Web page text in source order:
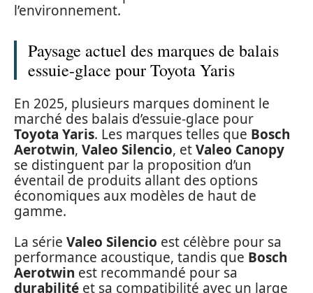
l’environnement.
Paysage actuel des marques de balais
essuie-glace pour Toyota Yaris
En 2025, plusieurs marques dominent le
marché des balais d’essuie-glace pour
Toyota Yaris. Les marques telles que Bosch
Aerotwin, Valeo Silencio, etValeo Canopy
se distinguent par la proposition d’un
éventail de produits allant des options
économiques aux modèles de haut de
gamme.
La série Valeo Silencio est célèbre pour sa
performance acoustique, tandis que Bosch
Aerotwin est recommandé pour sa
durabilité et sa compatibilité avec un large